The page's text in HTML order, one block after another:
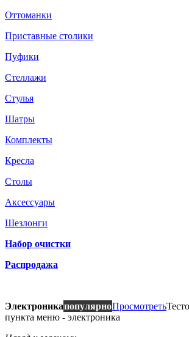
Оттоманки
Приставные столики
Пуфики
Стеллажи
Стулья
Шатры
Комплекты
Кресла
Столы
Аксессуары
Шезлонги
Набор очистки
Распродажа
ЭлектроникапопулярноПросмотреть
пункта меню - электроника